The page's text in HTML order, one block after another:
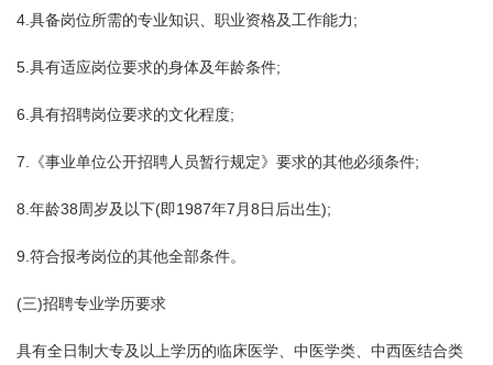
4.具备岗位所需的专业知识、职业资格及工作能力;
5.具有适应岗位要求的身体及年龄条件;
6.具有招聘岗位要求的文化程度;
7.《事业单位公开招聘人员暂行规定》要求的其他必须条件;
8.年龄38周岁及以下(即1987年7月8日后出生);
9.符合报考岗位的其他全部条件。
(三)招聘专业学历要求
具有全日制大专及以上学历的临床医学、中医学类、中西医结合类